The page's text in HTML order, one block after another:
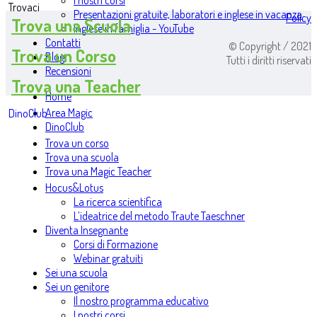
Presentazioni gratuite, laboratori e inglese in vacanza
Inglese in famiglia - YouTube
Contatti
Blog
Recensioni
Home
Area Magic
DinoClub
Trova un corso
Trova una scuola
Trova una Magic Teacher
Hocus&Lotus
La ricerca scientifica
L’ideatrice del metodo Traute Taeschner
Diventa Insegnante
Corsi di Formazione
Webinar gratuiti
Sei una scuola
Sei un genitore
Il nostro programma educativo
Trovaci
Trova una Scuola
Trova un Corso
Trova una Teacher
DinoClub
Policy
© Copyright / 2021
Tutti i diritti riservati